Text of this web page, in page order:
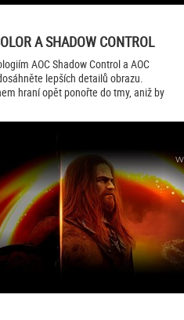
A SHADOW CONTROL
AOC Shadow Control a AOC
lepších detailů obrazu.
hraní opět ponořte do tmy, aniž by